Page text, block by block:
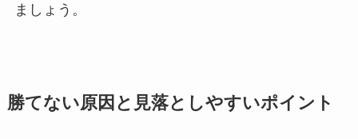
ましょう。
勝てない原因と見落としやすいポイント